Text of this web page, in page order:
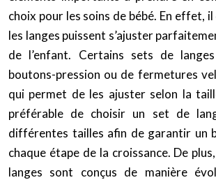
choix pour les soins de bébé. En effet,
les langes puissent s’ajuster
de l’enfant. Certains sets de
boutons-pression ou de fermetures
qui permet de les ajuster selon la
préférable de choisir un set de
différentes tailles afin de garantir un
chaque étape de la croissance. De
langes sont conçus de manière